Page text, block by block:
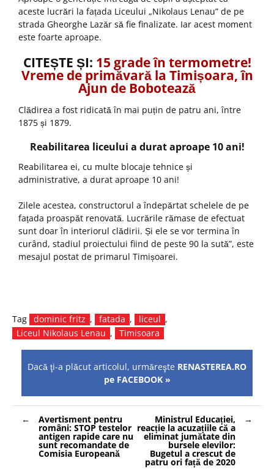
aceste lucrări la fațada Liceului „Nikolaus Lenau” de pe
strada Gheorghe Lazăr să fie finalizate. Iar acest moment
este foarte aproape.
CITEȘTE ȘI: 15 grade în termometre!
Vreme de primăvară la Timișoara, în
Ajun de Bobotează
Clădirea a fost ridicată în mai puțin de patru ani, între
1875 și 1879.
Reabilitarea liceului a durat aproape 10 ani!
Reabilitarea ei, cu multe blocaje tehnice și
administrative, a durat aproape 10 ani!
Zilele acestea, constructorul a îndepărtat schelele de pe
fațada proaspăt renovată. Lucrările rămase de efectuat
sunt doar în interiorul clădirii. Și ele se vor termina în
curând, stadiul proiectului fiind de peste 90 la sută”, este
mesajul postat de primarul Timișoarei.
Tag dominic fritz , fatada , liceul ,
Liceul Nikolaus Lenau , Timisoara
Dacă ţi-a plăcut articolul, urmăreşte RENASTEREA.RO
pe FACEBOOK »
Navigare
în
articole
Avertisment pentru
români: STOP testelor
antigen rapide care nu
sunt recomandate de
Comisia Europeană
Ministrul Educației,
reacție la acuzațiile că a
eliminat jumătate din
bursele elevilor:
Bugetul a crescut de
patru ori față de 2020